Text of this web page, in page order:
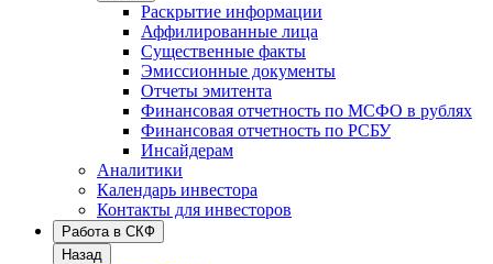
Раскрытие информации
Аффилированные лица
Существенные факты
Эмиссионные документы
Отчеты эмитента
Финансовая отчетность по МСФО в рублях
Финансовая отчетность по РСБУ
Инсайдерам
Аналитики
Календарь инвестора
Контакты для инвесторов
Работа в СКФ
Назад